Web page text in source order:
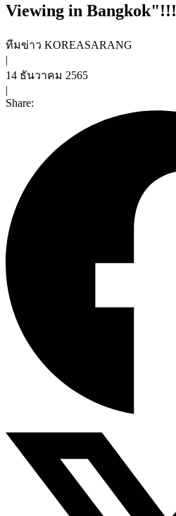
Viewing in Bangkok"!!!
ทีมข่าว KOREASARANG
|
14 ธันวาคม 2565
|
Share: